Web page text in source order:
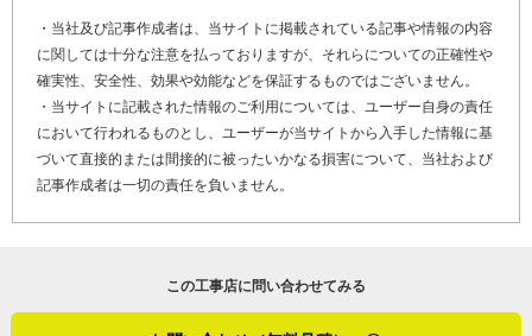
屋根の雨漏り修理を完了したある日、巻口さんはお客さま
に次のように声をかけられました。
「紹介してくれた友人から、巻口さんに頼めば雨漏りが止
まるからって聞いたので」。巻口さんは、その言葉を噛み
しめてお客さまの家を後にしたそうです。
「真面目にやってきて良かったです。独立当初は出資して
で、じわじわとそんな噂が広がっていたのかと思うと、嬉
事例について伺いました。最近は、谷まわり（※１）の雨
漏り修理の依頼が多いそうです。
「やはり谷部分は雨漏りが多いですね。屋根の構造上しょ
うがないことかもしれません。水の流れが集中する場所な
ので、特に板金の劣化が他の場所より早くなります。でも
この部分は、雨漏りの原因を特定しやすい場所でもありま
すね。瓦屋根の場合では、瓦と瓦の重なった部分にゴミや
き起こす事例が多いです。それは掃除をして解決する場合
がありますが、水が長年にわたり瓦の下へ流れてしまって
最後に、「やねいろは」をご覧になっている、屋根の不具
合でお困りのお客さまへメッセージです。
「弊社はお客さまが安心できる屋根リフォーム・屋根修理
をします。『こうすれば直るだろう』という憶測で屋根修
理はしません。とことん屋根と建物を調べて雨漏りの原因
を探り当てます。止まらない雨漏りに悩むお客さま、ぜひ
・当社及び記事作成者は、当サイトに掲載されている記事や情報の内容
に関しては十分な注意を払っておりますが、それらについての正確性や
確実性、安全性、効果や効能などを保証するものではございません。
・当サイトに記載された情報のご利用については、ユーザー自身の責任
において行われるものとし、ユーザーが当サイトから入手した情報に基
づいて直接的または間接的に被ったいかなる損害について、当社および
記事作成者は一切の責任を負いません。
この工事店に問い合わせてみる